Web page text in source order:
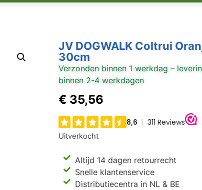
JV DOGWALK Coltrui
30cm
Verzonden binnen 1 werkdag –
binnen 2-4 werkdagen
€ 35,56
Uitverkocht
Altijd 14 dagen retourrecht
Snelle klantenservice
Distributiecentra in NL & BE